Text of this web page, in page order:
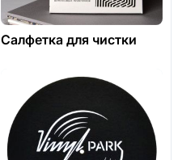
Салфетка для чистки